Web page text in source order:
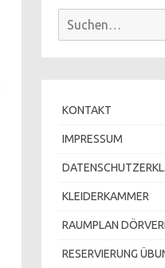
Suchen
KONTAKT
IMPRESSUM
KLEIDERKAMMER
RAUMPLAN
RESERVIERUNG